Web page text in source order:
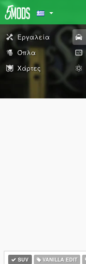
Εργαλεία
Όπλα
Χάρτες
SUV VANILLA EDIT